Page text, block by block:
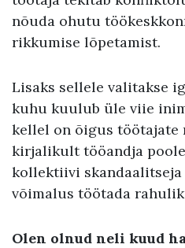
nõuda ohutu
rikkumise lõpetamist.
Lisaks sellele valitakse
kuhu kuulub üle viie
kellel on õigus töötajate
kirjalikult tööandja
kollektiivi skandaalitseja
võimalus töötada
Olen olnud neli kuud